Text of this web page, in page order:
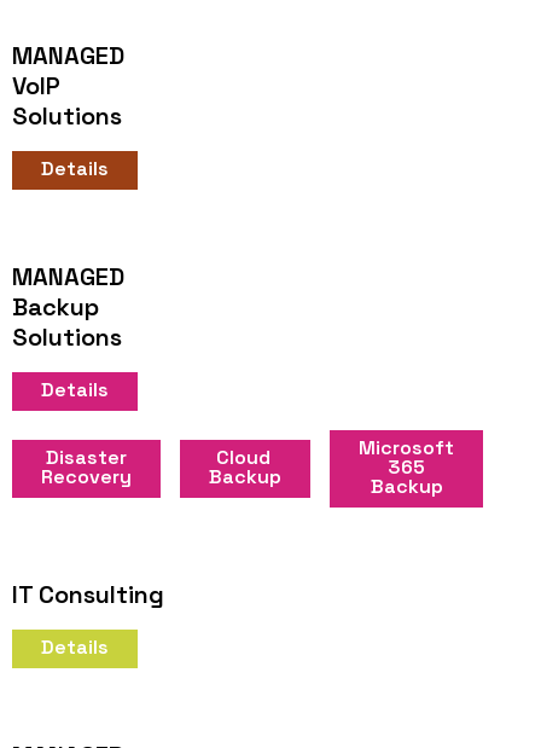
MANAGED
VoIP
Solutions
Details
MANAGED
Backup
Solutions
Details
Disaster
Recovery
Cloud
Backup
Microsoft
365
Backup
IT Consulting
Details